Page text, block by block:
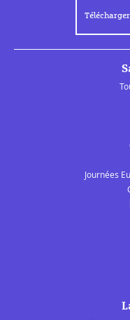
Journées